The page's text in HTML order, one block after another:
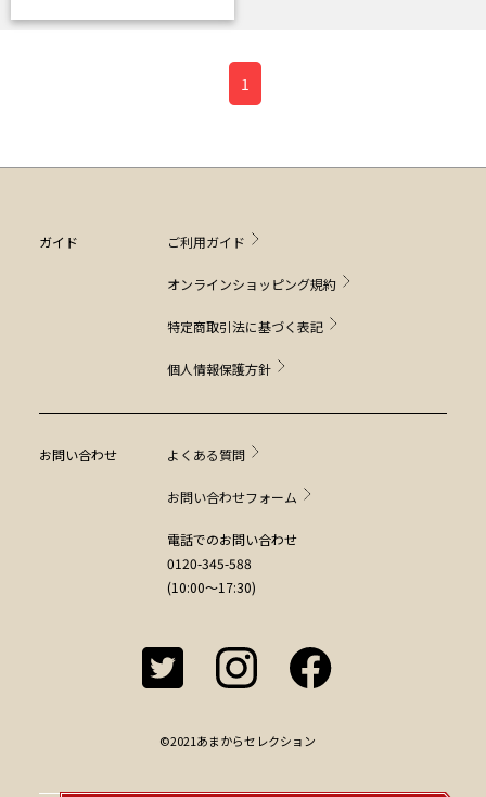
1
ガイド ご利用ガイド
オンラインショッピング規約
特定商取引法に基づく表記
個人情報保護方針
お問い合わせ よくある質問
お問い合わせフォーム
電話でのお問い合わせ
0120-345-588
(10:00～17:30)
©2021あまからセレクション